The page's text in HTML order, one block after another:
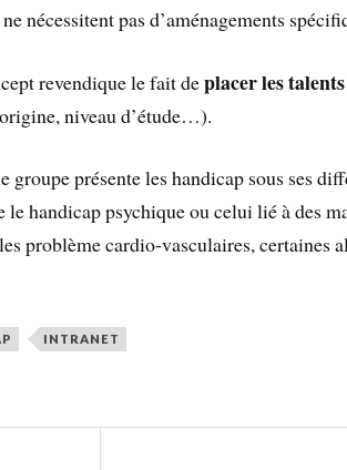
nécessitent pas d’aménagements
revendique le fait deplacer les
niveau d’étude…).
groupe présente les handicap sous ses
le handicap psychique ou celui lié à des
problème cardio-vasculaires, certaines
INTRANET